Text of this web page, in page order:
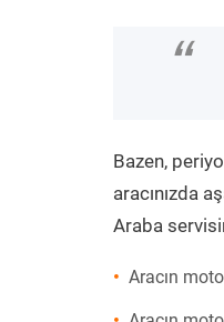
“
Bazen,
aracınızda
Araba
Aracın